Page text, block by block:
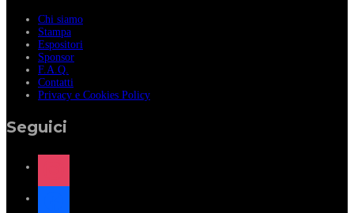
Chi siamo
Stampa
Espositori
Sponsor
F.A.Q.
Contatti
Privacy e Cookies Policy
Seguici
instagram
facebook